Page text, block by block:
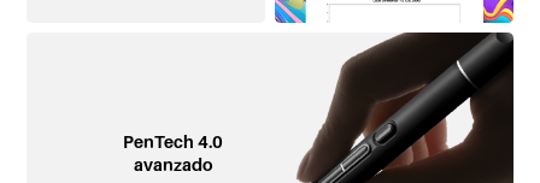
PenTech 4.0
avanzado